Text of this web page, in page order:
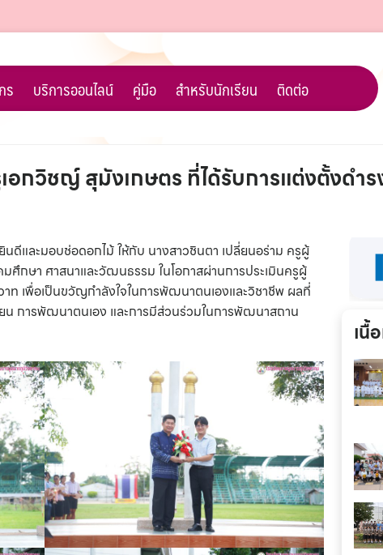
ร บริการออนไลน์ คู่มือ สำหรับนักเรียน ติดต่อ
วิชญ์ สุมังเกษตร ที่ได้รับการแต่งตั้งดำร
และมอบช่อดอกไม้ ให้กับ นางสาวชินตา เปลี่ยนอร่าม ครูผู้
ศึกษา ศาสนาและวัฒนธรรม ในโอกาสผ่านการประเมินครูผู้
าท เพื่อเป็นขวัญกำลังใจในการพัฒนาตนเองและวิชาชีพ ผลที่
การพัฒนาตนเอง และการมีส่วนร่วมในการพัฒนาสถาน
เนื้